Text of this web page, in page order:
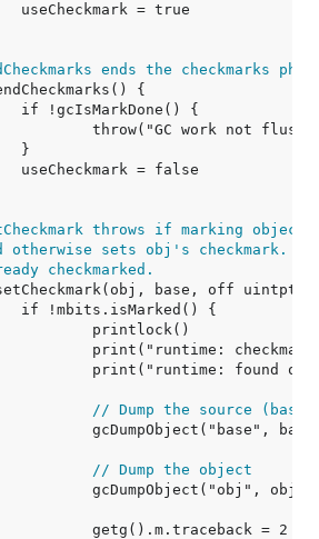
ends the checkmarks
throws if marking
otherwise sets obj's checkmark.
checkmarked.
// Dump the source
// Dump the object